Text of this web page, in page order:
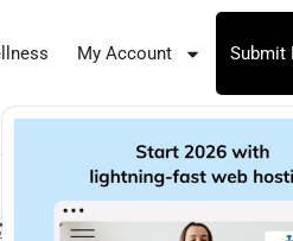
My Account Submit